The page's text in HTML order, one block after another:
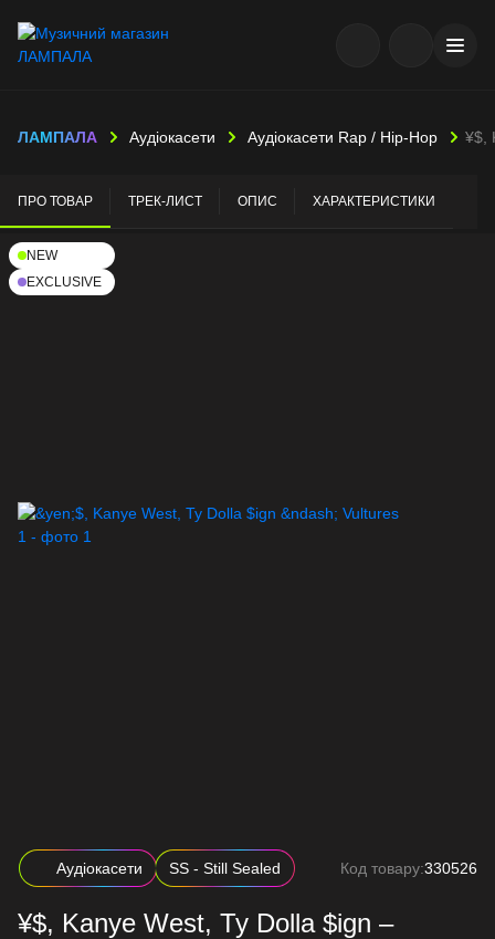
ЛАМПАЛА Аудіокасети Аудіокасети Rap / Hip-Hop ¥$,
ПРО ТОВАР ТРЕК-ЛИСТ ОПИС ХАРАКТЕРИСТИКИ
NEW
EXCLUSIVE
Аудіокасети SS - Still Sealed Код товару:330526
¥$, Kanye West, Ty Dolla $ign –